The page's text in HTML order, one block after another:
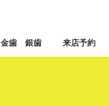
金歯 銀歯 来店予約